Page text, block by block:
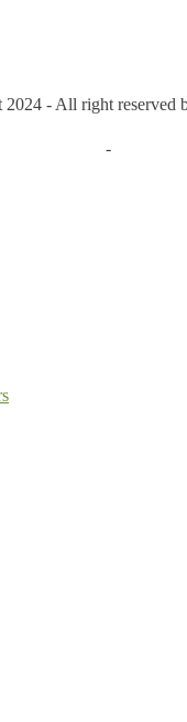
2024 - All right reserved
-